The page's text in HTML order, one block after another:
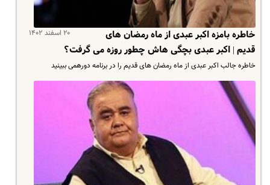
۲۰ اسفند ۱۴۰۲
خاطره بامزه اکبر عبدی از ماه رمضان های
قدیم | اکبر عبدی بچگی هاش چطور روزه می گرفت؟
خاطره جالب اکبر عبدی از ماه رمضان های قدیم را در برنامه دورهمی ببینید